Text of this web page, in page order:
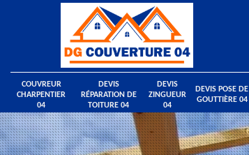
COUVREUR
CHARPENTIER
04
DEVIS
RÉPARATION DE
TOITURE 04
DEVIS
ZINGUEUR
04
DEVIS POSE DE
GOUTTIÈRE 04